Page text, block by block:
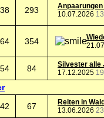
293
Anpaarungen
10.07.2026
354
84
Silvester alle
17.12.2025
67
Reiten in
13.06.2026